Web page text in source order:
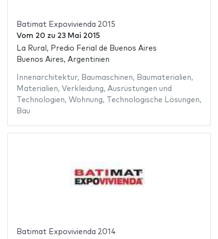
Batimat Expovivienda 2015
Vom 20 zu 23 Mai 2015
La Rural, Predio Ferial de Buenos Aires
Buenos Aires, Argentinien
Innenarchitektur, Baumaschinen, Baumaterialien,
Materialien, Verkleidung, Ausrüstungen und
Technologien, Wohnung, Technologische Lösungen,
Bau
Batimat Expovivienda 2014